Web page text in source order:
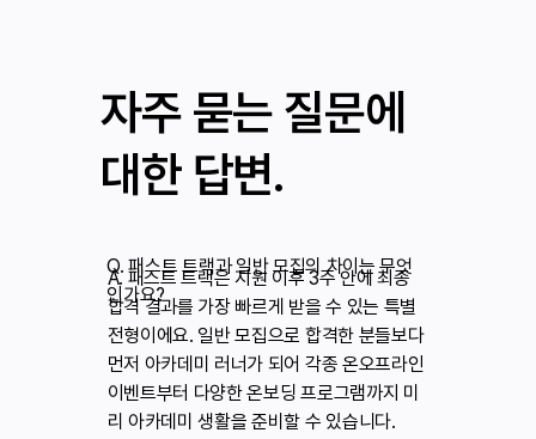
​자주 묻는 질문에
대한 답변.
Q. 패스트 트랙과 일반 모집의 차이는 무엇
인가요?
A. 패스트 트랙은 지원 이후 3주 안에 최종
합격 결과를 가장 빠르게 받을 수 있는 특별
전형이에요. 일반 모집으로 합격한 분들보다
먼저 아카데미 러너가 되어 각종 온오프라인
이벤트부터 다양한 온보딩 프로그램까지 미
리 아카데미 생활을 준비할 수 있습니다.